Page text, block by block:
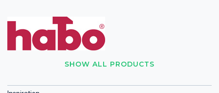
SHOW ALL PRODUCTS